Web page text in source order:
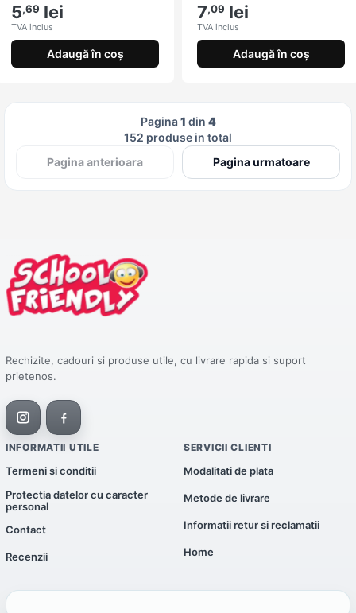
5,69 lei
TVA inclus
Adaugă în coș
7,09 lei
TVA inclus
Adaugă în coș
Pagina1 din 4
152 produse in total
Pagina anterioara
Pagina urmatoare
Rechizite, cadouri si produse utile, cu livrare rapida si suport
prietenos.
INFORMATII UTILE
Termeni si conditii
Protectia datelor cu caracter
personal
Contact
Recenzii
SERVICII CLIENTI
Modalitati de plata
Metode de livrare
Informatii retur si reclamatii
Home